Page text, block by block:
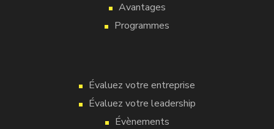
Avantages
Programmes
Évaluez votre entreprise
Évaluez votre leadership
Évènements